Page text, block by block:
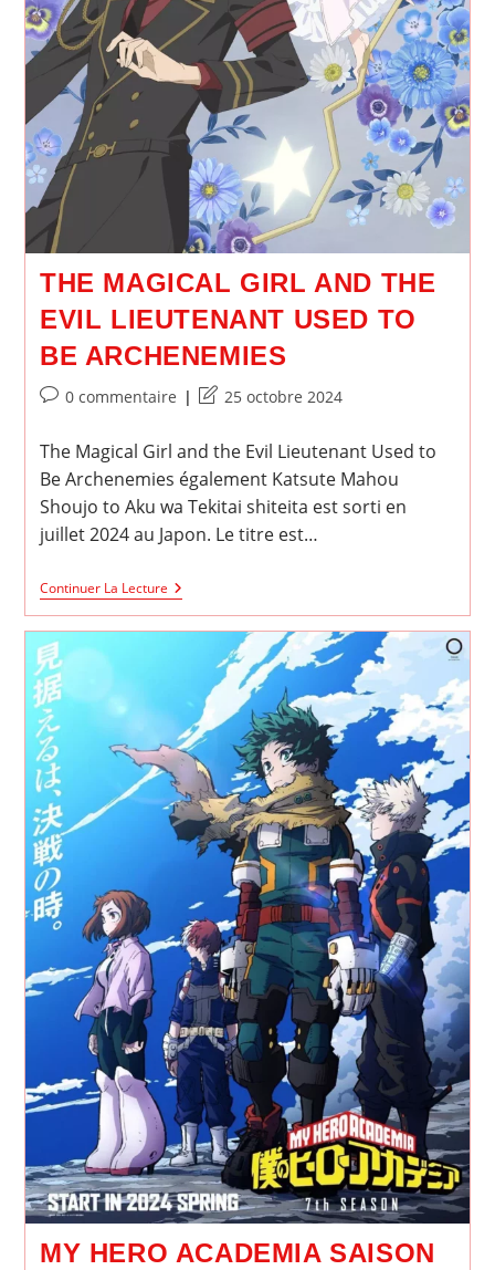
THE MAGICAL GIRL AND THE
EVIL LIEUTENANT USED TO
BE ARCHENEMIES
Commentaires
la
publication :
0 commentaire
Dernière
de
la
publication :
25 octobre 2024
The Magical Girl and the Evil Lieutenant Used to
Be Archenemies également Katsute Mahou
Shoujo to Aku wa Tekitai shiteita est sorti en
juillet 2024 au Japon. Le titre est…
Continuer La LectureThe
Magical
Girl
Lieutenant
Used
To
Be
Archenemies
MY HERO ACADEMIA SAISON